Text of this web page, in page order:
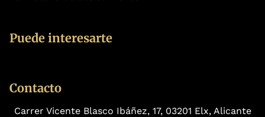
Puede interesarte
Contacto
Carrer Vicente Blasco Ibáñez, 17, 03201 Elx, Alicante